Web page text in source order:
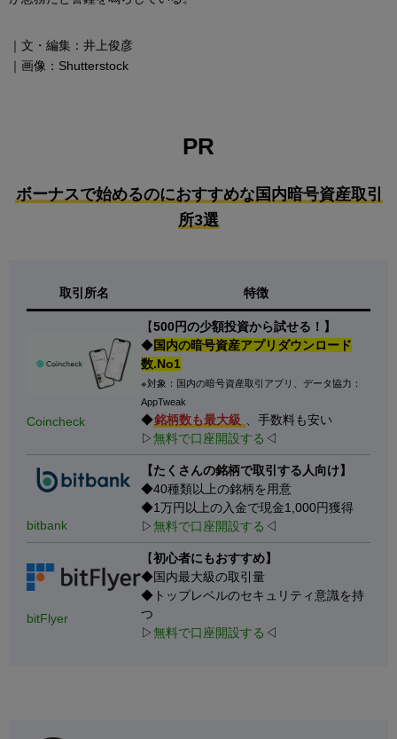
｜文・編集：井上俊彦
｜画像：Shutterstock
PR
ボーナスで始めるのにおすすめな国内暗号資産取引
所3選
取引所名 特徴
Coincheck
【500円の少額投資から試せる！】
◆国内の暗号資産アプリダウンロード
数.No1
※対象：国内の暗号資産取引アプリ、データ協力：
AppTweak
◆銘柄数も最大級 、手数料も安い
▷無料で口座開設する ◁
bitbank
【たくさんの銘柄で取引する人向け】
◆40種類以上の銘柄を用意
◆1万円以上の入金で現金1,000円獲得
▷無料で口座開設する ◁
bitFlyer
【初心者にもおすすめ】
◆国内最大級の取引量
◆トップレベルのセキュリティ意識を持
つ
▷無料で口座開設する ◁